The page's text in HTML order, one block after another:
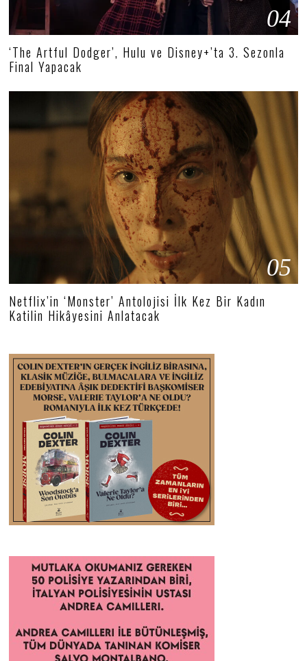
04
‘The Artful Dodger’, Hulu ve Disney+’ta 3. Sezonla
Final Yapacak
05
Netflix’in ‘Monster’ Antolojisi İlk Kez Bir Kadın
Katilin Hikâyesini Anlatacak